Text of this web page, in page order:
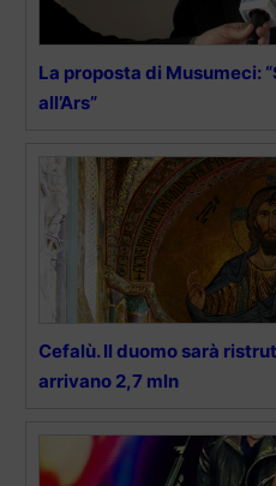
La proposta di Musumeci:
all’Ars”
Cefalù. Il duomo sarà
arrivano 2,7 mln